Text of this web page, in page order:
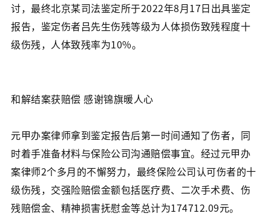
讨，最终北京某司法鉴定所于2022年8月17日出具鉴定
报告，鉴定伤者吕先生伤残等级为人体损伤致残程度十
级伤残，人体致残率为10%。
和解结案获赔偿 感谢锦旗暖人心
元甲办案律师拿到鉴定报告后第一时间通知了伤者，同
时着手准备材料与保险公司沟通赔偿事宜。经过元甲办
案律师2个多月的不懈努力，最终保险公司认可伤者的十
级伤残，交强险赔偿金额包括医疗费、二次手术费、伤
残赔偿金、精神损害抚慰金等总计为174712.09元。